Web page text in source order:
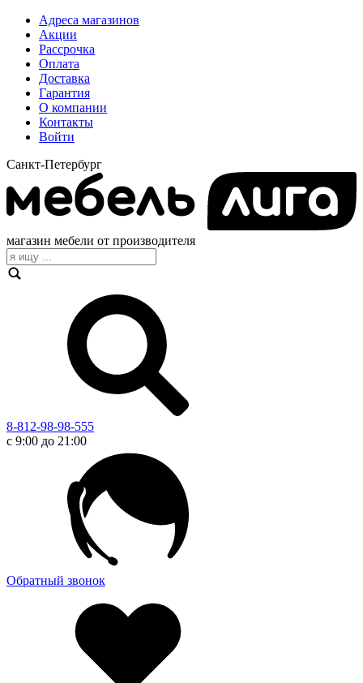
Адреса магазинов
Акции
Рассрочка
Оплата
Доставка
Гарантия
О компании
Контакты
Войти
Санкт-Петербург
магазин мебели от производителя
8-812-98-98-555
с 9:00 до 21:00
Обратный звонок